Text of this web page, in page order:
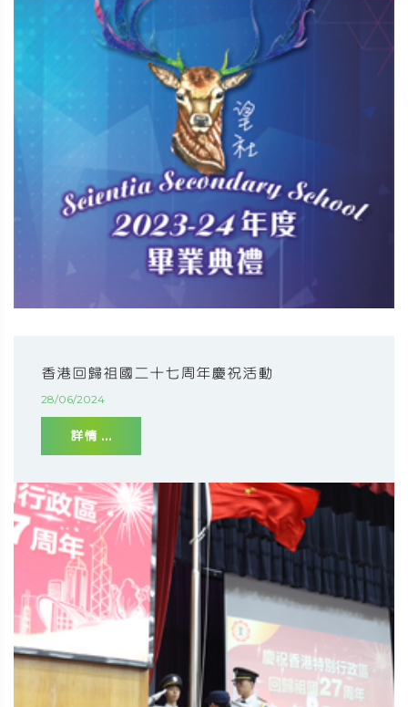
香港回歸祖國二十七周年慶祝活動
28/06/2024
詳情 ...